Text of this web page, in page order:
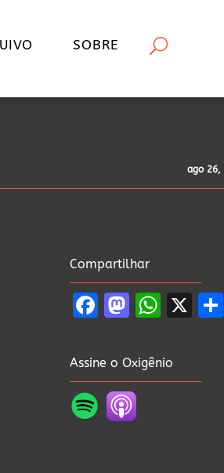
SOBRE
ago 26,
Compartilhar
Facebook
X
Assine o Oxigênio